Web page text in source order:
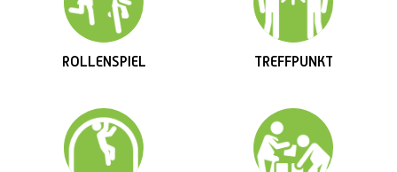
ROLLENSPIEL TREFFPUNKT